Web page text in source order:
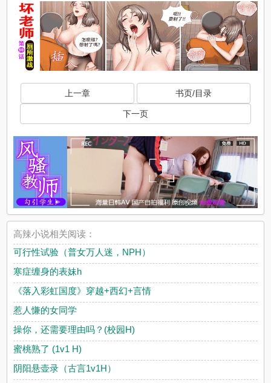
上一章 书页/目录
下一页
高辣小说相关阅读：
可行性试验（普女万人迷，NPH）
寒症缠身的表妹h
《落入彩虹国度》穿越+西幻+言情
惹人慊的女同学
操你，还需要理由吗？(校园H)
蜜桃熟了 (1v1 H)
阴阳悬壶录（古言1v1H）